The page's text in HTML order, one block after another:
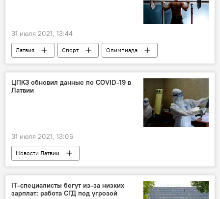
31 июля 2021, 13:44
Латвия Спорт Олимпиада
ЦПКЗ обновил данные по COVID-19 в
Латвии
31 июля 2021, 13:06
Новости Латвии
Центр профилактики и контроля заболеваний
коронавирус
IT-специалисты бегут из-за низких
зарплат: работа СГД под угрозой